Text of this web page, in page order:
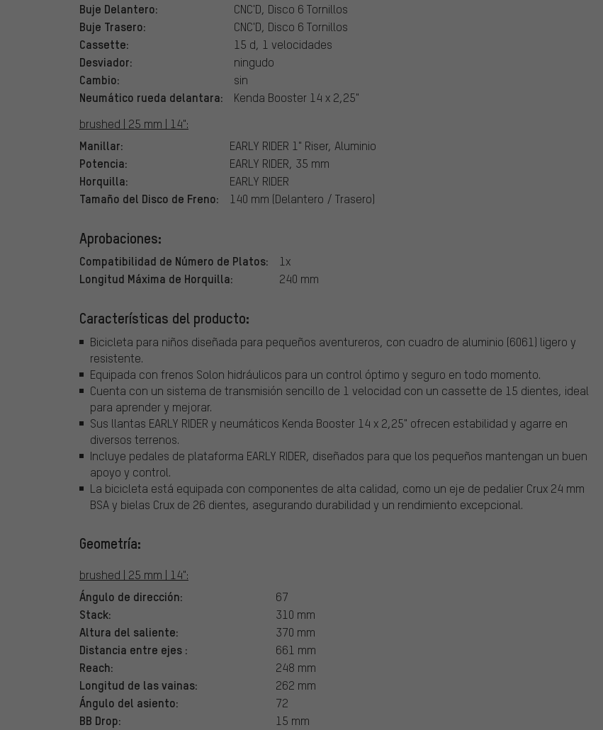
Buje Delantero: CNC'D, Disco 6 Tornillos
Buje Trasero: CNC'D, Disco 6 Tornillos
Cassette: 15 d, 1 velocidades
Desviador: ningudo
Cambio: sin
Neumático rueda delantara:
Kenda Booster 14 x 2,25"
brushed | 25 mm | 14":
Manillar: EARLY RIDER 1" Riser, Aluminio
Potencia: EARLY RIDER, 35 mm
Horquilla: EARLY RIDER
Tamaño del Disco de Freno: 140 mm (Delantero / Trasero)
Aprobaciones:
Compatibilidad de Número de Platos: 1x
Longitud Máxima de Horquilla: 240 mm
Características del producto:
Bicicleta para niños diseñada para pequeños aventureros, con cuadro de aluminio (6061) ligero y
resistente.
Equipada con frenos Solon hidráulicos para un control óptimo y seguro en todo momento.
Cuenta con un sistema de transmisión sencillo de 1 velocidad con un cassette de 15 dientes, ideal
para aprender y mejorar.
Sus llantas EARLY RIDER y neumáticos Kenda Booster 14 x 2,25" ofrecen estabilidad y agarre en
diversos terrenos.
Incluye pedales de plataforma EARLY RIDER, diseñados para que los pequeños mantengan un buen
apoyo y control.
La bicicleta está equipada con componentes de alta calidad, como un eje de pedalier Crux 24 mm
BSA y bielas Crux de 26 dientes, asegurando durabilidad y un rendimiento excepcional.
Geometría:
brushed | 25 mm | 14":
Ángulo de dirección: 67
Stack: 310 mm
Altura del saliente: 370 mm
Distancia entre ejes : 661 mm
Reach: 248 mm
Longitud de las vainas: 262 mm
Ángulo del asiento: 72
BB Drop: 15 mm